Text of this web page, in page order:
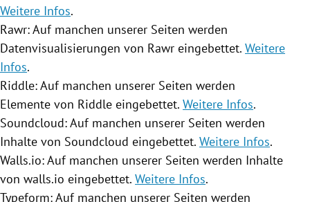
Weitere Infos.
Rawr: Auf manchen unserer Seiten werden
Datenvisualisierungen von Rawr eingebettet. Weitere
Infos.
Riddle: Auf manchen unserer Seiten werden
Elemente von Riddle eingebettet. Weitere Infos.
Soundcloud: Auf manchen unserer Seiten werden
Inhalte von Soundcloud eingebettet. Weitere Infos.
Walls.io: Auf manchen unserer Seiten werden Inhalte
von walls.io eingebettet. Weitere Infos.
Typeform: Auf manchen unserer Seiten werden